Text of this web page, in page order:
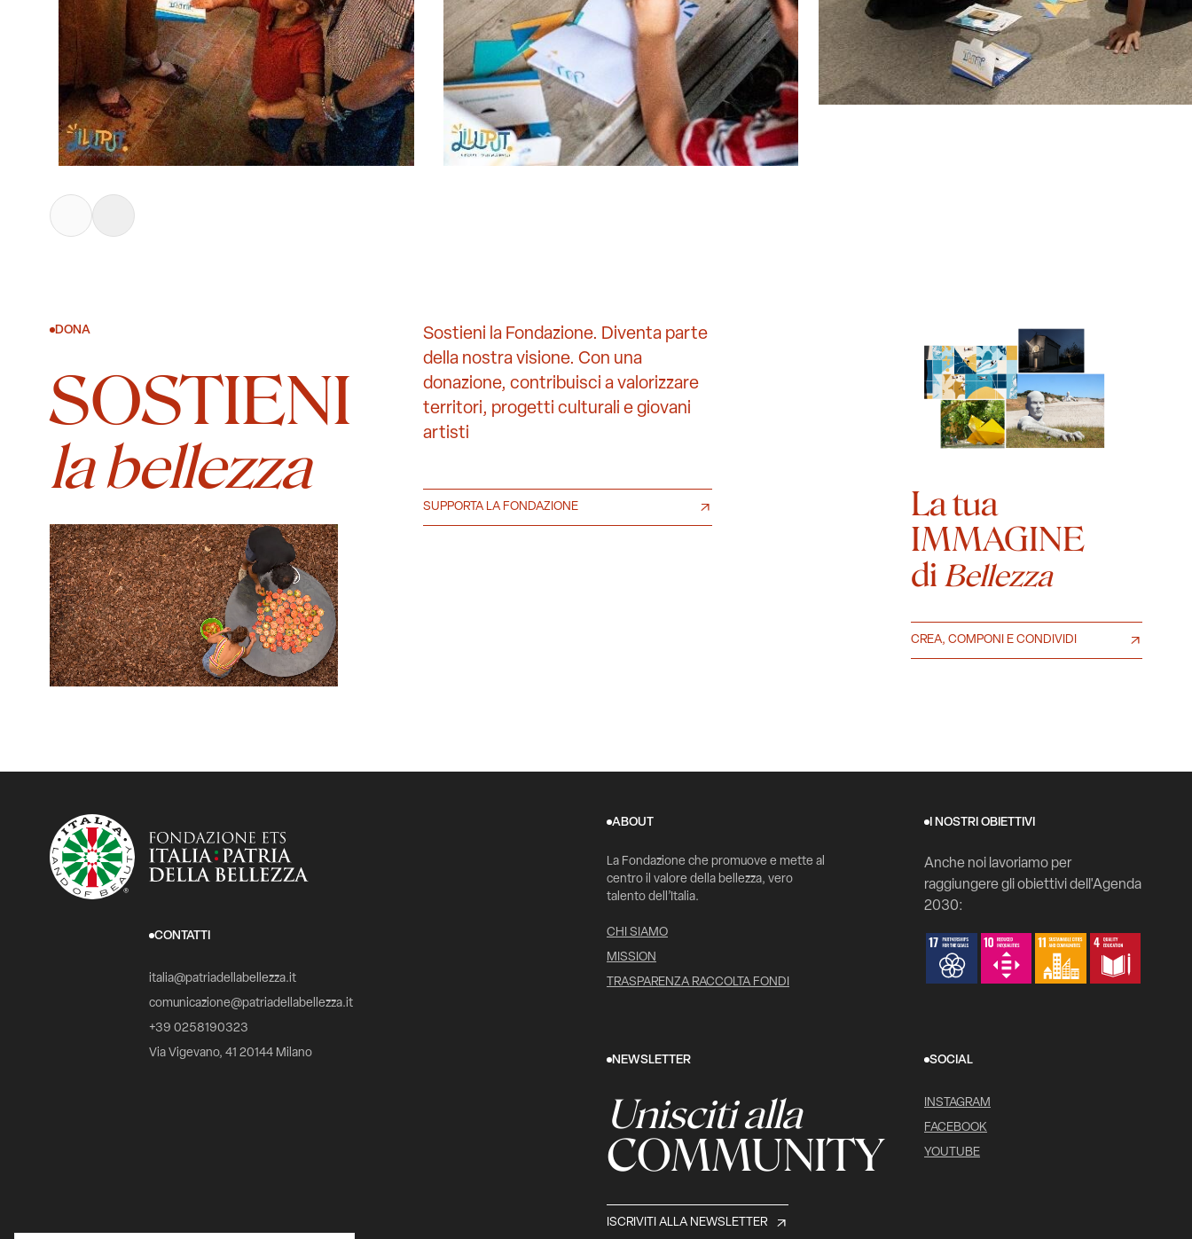
DONA
SOSTIENI
la bellezza
Sostieni la Fondazione. Diventa parte
della nostra visione. Con una
donazione, contribuisci a valorizzare
territori, progetti culturali e giovani
artisti
SUPPORTA LA FONDAZIONE
La tua
IMMAGINE
di Bellezza
CREA, COMPONI E CONDIVIDI
CONTATTI
italia@patriadellabellezza.it
comunicazione@patriadellabellezza.it
+39 0258190323
Via Vigevano, 41 20144 Milano
ABOUT
La Fondazione che promuove e mette al
centro il valore della bellezza, vero
talento dell’Italia.
CHI SIAMO
MISSION
TRASPARENZA RACCOLTA FONDI
I NOSTRI OBIETTIVI
Anche noi lavoriamo per
raggiungere gli obiettivi dell'Agenda
2030:
NEWSLETTER
Unisciti alla
COMMUNITY
ISCRIVITI ALLA NEWSLETTER
SOCIAL
INSTAGRAM
FACEBOOK
YOUTUBE